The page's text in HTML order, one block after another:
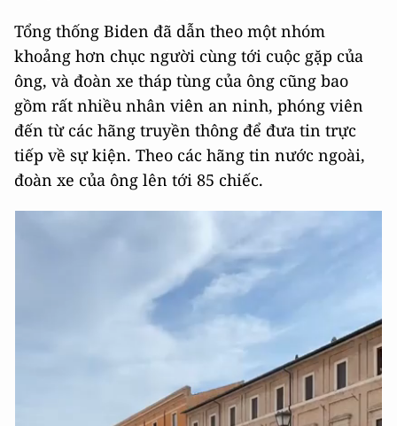
Tổng thống Biden đã dẫn theo một nhóm
khoảng hơn chục người cùng tới cuộc gặp của
ông, và đoàn xe tháp tùng của ông cũng bao
gồm rất nhiều nhân viên an ninh, phóng viên
đến từ các hãng truyền thông để đưa tin trực
tiếp về sự kiện. Theo các hãng tin nước ngoài,
đoàn xe của ông lên tới 85 chiếc.